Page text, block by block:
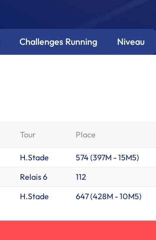
Challenges Running Niveau
Tour Place
H.Stade 574 (397M -15M5)
Relais 6 112
H.Stade 647 (428M -10M5)